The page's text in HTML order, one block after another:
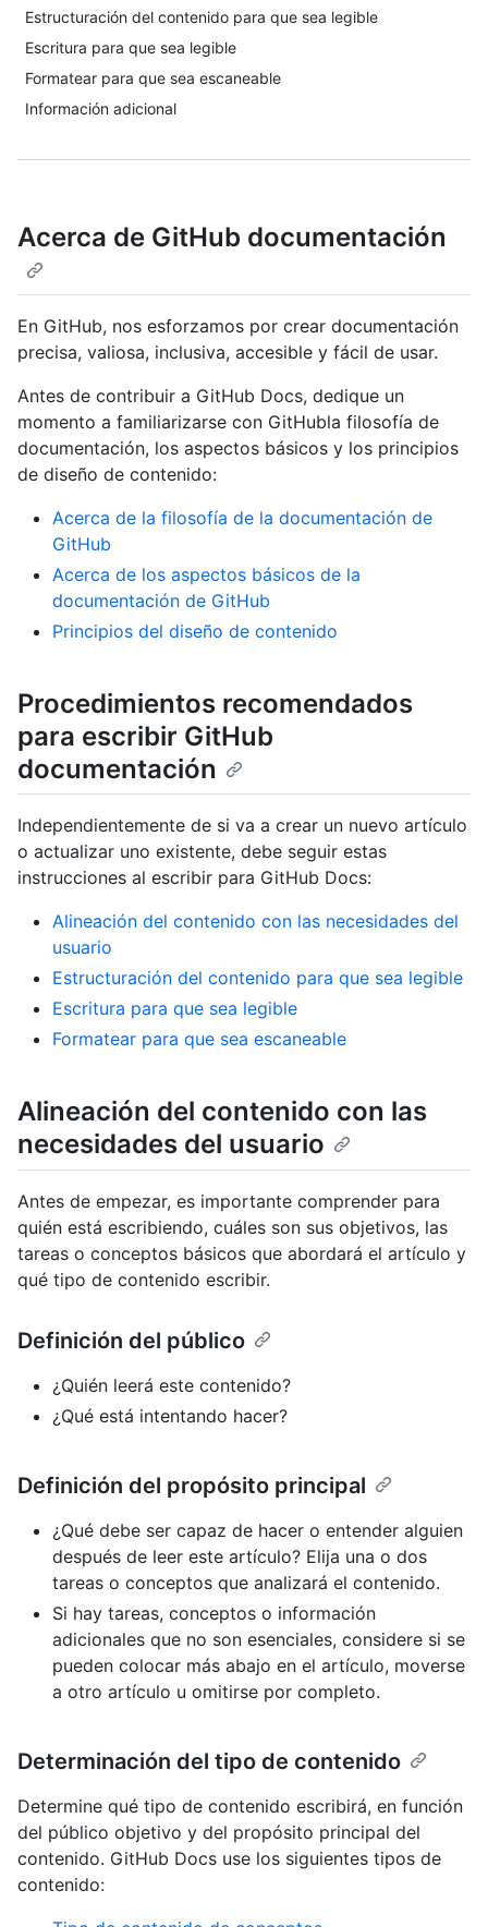
Estructuración del contenido para que sea legible
Escritura para que sea legible
Formatear para que sea escaneable
Información adicional
Acerca de GitHub documentación
En GitHub, nos esforzamos por crear documentación
precisa, valiosa, inclusiva, accesible y fácil de usar.
Antes de contribuir a GitHub Docs, dedique un
momento a familiarizarse con GitHubla filosofía de
documentación, los aspectos básicos y los principios
de diseño de contenido:
Acerca de la filosofía de la documentación de
GitHub
Acerca de los aspectos básicos de la
documentación de GitHub
Principios del diseño de contenido
Procedimientos recomendados
para escribir GitHub
documentación
Independientemente de si va a crear un nuevo artículo
o actualizar uno existente, debe seguir estas
instrucciones al escribir para GitHub Docs:
Alineación del contenido con las necesidades del
usuario
Estructuración del contenido para que sea legible
Escritura para que sea legible
Formatear para que sea escaneable
Alineación del contenido con las
necesidades del usuario
Antes de empezar, es importante comprender para
quién está escribiendo, cuáles son sus objetivos, las
tareas o conceptos básicos que abordará el artículo y
qué tipo de contenido escribir.
Definición del público
¿Quién leerá este contenido?
¿Qué está intentando hacer?
Definición del propósito principal
¿Qué debe ser capaz de hacer o entender alguien
después de leer este artículo? Elija una o dos
tareas o conceptos que analizará el contenido.
Si hay tareas, conceptos o información
adicionales que no son esenciales, considere si se
pueden colocar más abajo en el artículo, moverse
a otro artículo u omitirse por completo.
Determinación del tipo de contenido
Determine qué tipo de contenido escribirá, en función
del público objetivo y del propósito principal del
contenido. GitHub Docs use los siguientes tipos de
contenido: